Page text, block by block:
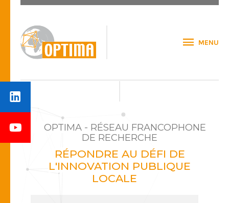
MENU
OPTIMA - RÉSEAU FRANCOPHONE
DE RECHERCHE
RÉPONDRE AU DÉFI DE
L'INNOVATION PUBLIQUE
LOCALE